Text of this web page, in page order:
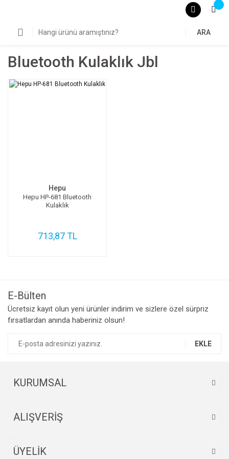
ARA
Bluetooth Kulaklık Jbl
Hepu
Hepu HP-681 Bluetooth
Kulaklık
713,87 TL
E-Bülten
Ücretsiz kayıt olun yeni ürünler indirim ve sizlere özel sürpriz
fırsatlardan anında haberiniz olsun!
EKLE
KURUMSAL
ALIŞVERİŞ
ÜYELİK